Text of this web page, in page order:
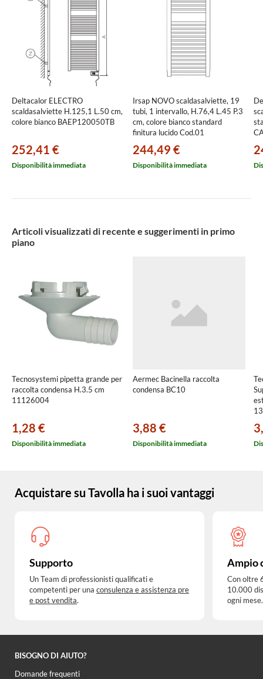
Deltacalor ELECTRO
scaldasalviette H.125,1 L.50 cm,
colore bianco BAEP120050TB
252,41 €
Disponibilità immediata
Irsap NOVO scaldasalviette, 19
tubi, 1 intervallo, H.76,4 L.45 P.3
cm, colore bianco standard
finitura lucido Cod.01
244,49 €
Disponibilità immediata
Articoli visualizzati di recente e suggerimenti in primo
piano
Tecnosystemi pipetta grande per
raccolta condensa H.3.5 cm
11126004
1,28 €
Disponibilità immediata
Aermec Bacinella raccolta
condensa BC10
3,88 €
Disponibilità immediata
Acquistare su Tavolla ha i suoi vantaggi
Supporto
Un Team di professionisti qualificati e
competenti per una consulenza e assistenza pre
e post vendita.
Ampio
Con oltre
10.000
ogni mese.
BISOGNO DI AIUTO?
Domande frequenti